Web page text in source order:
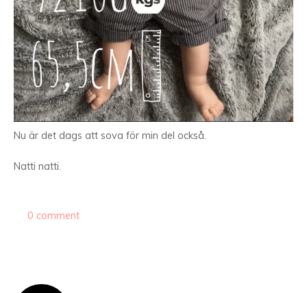
Nu är det dags att sova för min del också.
Natti natti.
0 comment